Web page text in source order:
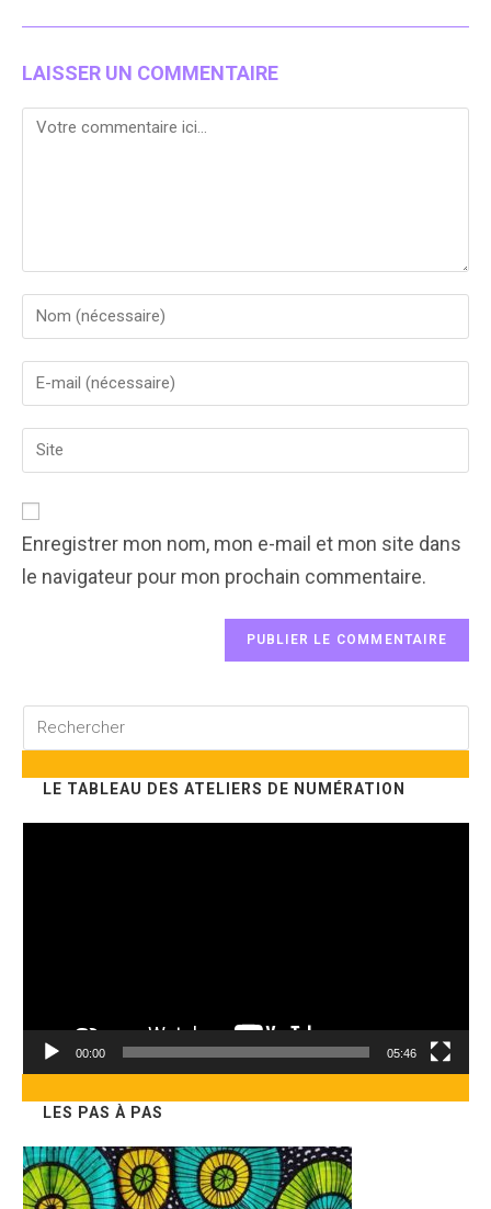
LAISSER UN COMMENTAIRE
Comment
Enter
username
to
comment
Enter
address
to
comment
Enter
URL
(optional)
Enregistrer mon nom, mon e-mail et mon site dans
le navigateur pour mon prochain commentaire.
Rechercher
siteLE TABLEAU DES ATELIERS DE NUMÉRATION
00:00 05:46
LES PAS À PAS